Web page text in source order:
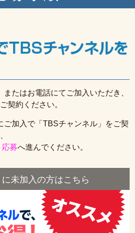
たはお電話にてご加入いただき、
契約ください。
ご加入で「TBSチャンネル」をご契
応募へ進んでください。
に未加入の方はこちら